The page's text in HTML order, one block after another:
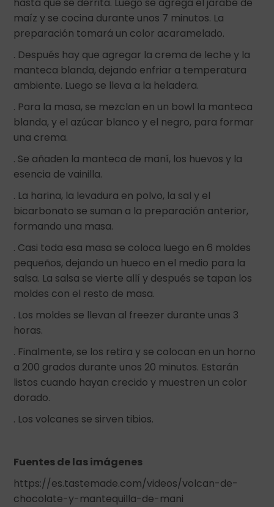
hasta que se derrita. Luego se agrega el jarabe de
maíz y se cocina durante unos 7 minutos. La
preparación tomará un color acaramelado.
. Después hay que agregar la crema de leche y la
manteca blanda, dejando enfriar a temperatura
ambiente. Luego se lleva a la heladera.
. Para la masa, se mezclan en un bowl la manteca
blanda, y el azúcar blanco y el negro, para formar
una crema.
. Se añaden la manteca de maní, los huevos y la
esencia de vainilla.
. La harina, la levadura en polvo, la sal y el
bicarbonato se suman a la preparación anterior,
formando una masa.
. Casi toda esa masa se coloca luego en 6 moldes
pequeños, dejando un hueco en el medio para la
salsa. La salsa se vierte allí y después se tapan los
moldes con el resto de masa.
. Los moldes se llevan al freezer durante unas 3
horas.
. Finalmente, se los retira y se colocan en un horno
a 200 grados durante unos 20 minutos. Estarán
listos cuando hayan crecido y muestren un color
dorado.
. Los volcanes se sirven tibios.
Fuentes de las imágenes
https://es.tastemade.com/videos/volcan-de-
chocolate-y-mantequilla-de-mani